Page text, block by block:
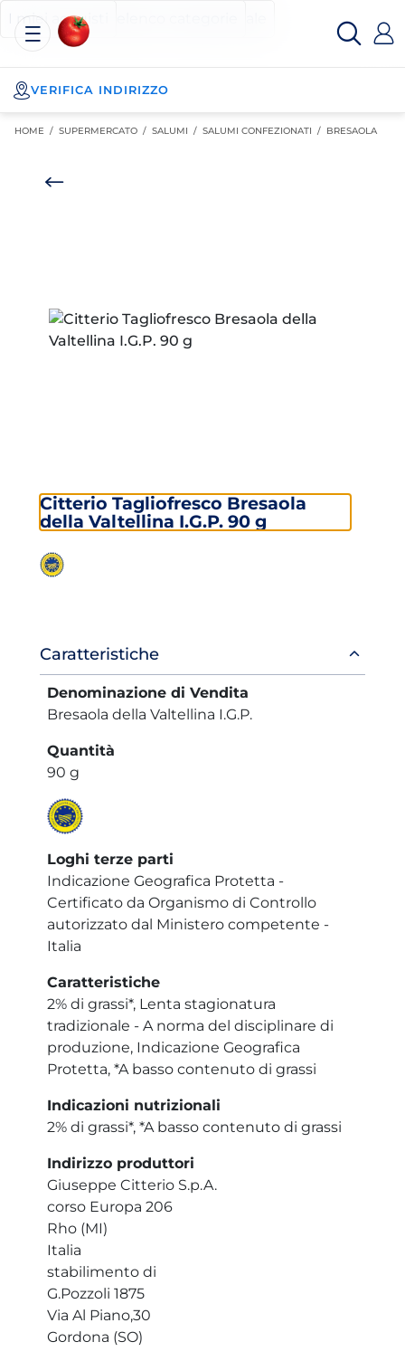
Posizionati sul contenuto principale
Posizionati sull'elenco categorie
I miei acquisti
Esselunga
Spesa
Online
VERIFICA INDIRIZZO
HOME / SUPERMERCATO / SALUMI / SALUMI CONFEZIONATI / BRESAOLA
Citterio Tagliofresco Bresaola
della Valtellina I.G.P. 90 g
Informazioni
prodotto
Caratteristiche
Denominazione di Vendita
Bresaola della Valtellina I.G.P.
Quantità
90 g
Loghi terze parti
Indicazione Geografica Protetta -
Certificato da Organismo di Controllo
autorizzato dal Ministero competente -
Italia
Caratteristiche
2% di grassi*, Lenta stagionatura
tradizionale - A norma del disciplinare di
produzione, Indicazione Geografica
Protetta, *A basso contenuto di grassi
Indicazioni nutrizionali
2% di grassi*, *A basso contenuto di grassi
Indirizzo produttori
Giuseppe Citterio S.p.A.
corso Europa 206
Rho (MI)
Italia
stabilimento di
G.Pozzoli 1875
Via Al Piano,30
Gordona (SO)